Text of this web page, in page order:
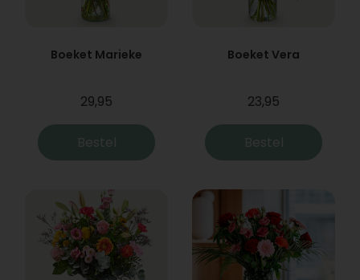
Boeket Marieke
29,95
Bestel
Boeket Vera
23,95
Bestel